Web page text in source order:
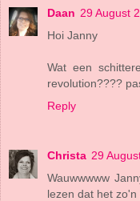
Daan 29 August
Hoi Janny
Wat een
revolution????
Reply
Christa 29
Wauwwwww
lezen dat het